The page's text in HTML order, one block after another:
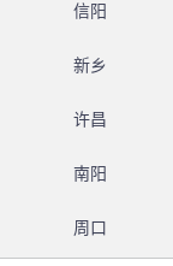
信阳
新乡
许昌
南阳
周口